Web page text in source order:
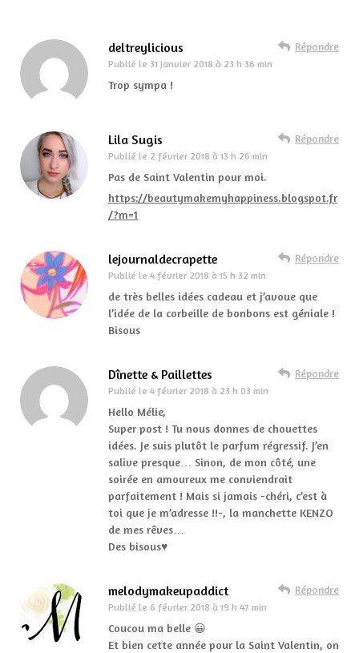
deltreylicious
Publié le 31 janvier 2018 à 23 h 36 min
Répondre
Trop sympa !
Lila Sugis
Publié le 2 février 2018 à 13 h 26 min
Répondre
Pas de Saint Valentin pour moi.
https://beautymakemyhappiness.blogspot.fr
/?m=1
lejournaldecrapette
Publié le 4 février 2018 à 15 h 32 min
Répondre
de très belles idées cadeau et j’avoue que
l’idée de la corbeille de bonbons est géniale !
Bisous
Dînette & Paillettes
Publié le 4 février 2018 à 23 h 03 min
Répondre
Hello Mélie,
Super post ! Tu nous donnes de chouettes
idées. Je suis plutôt le parfum régressif. J’en
salive presque… Sinon, de mon côté, une
soirée en amoureux me conviendrait
parfaitement ! Mais si jamais -chéri, c’est à
toi que je m’adresse !!-, la manchette KENZO
de mes rêves…
Des bisous♥
melodymakeupaddict
Publié le 6 février 2018 à 19 h 47 min
Répondre
Coucou ma belle 😀
Et bien cette année pour la Saint Valentin, on